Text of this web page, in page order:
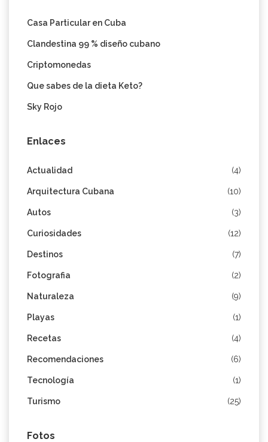
Casa Particular en Cuba
Clandestina 99 % diseño cubano
Criptomonedas
Que sabes de la dieta Keto?
Sky Rojo
Enlaces
Actualidad (4)
Arquitectura Cubana (10)
Autos (3)
Curiosidades (12)
Destinos (7)
Fotografia (2)
Naturaleza (9)
Playas (1)
Recetas (4)
Recomendaciones (6)
Tecnología (1)
Turismo (25)
Fotos